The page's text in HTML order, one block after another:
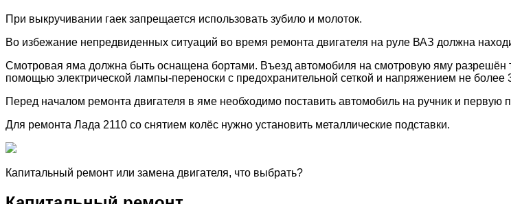
При выкручивании гаек запрещается использовать зубило и молоток.
Во избежание непредвиденных ситуаций во время ремонта двигателя на руле ВАЗ должна
Смотровая яма должна быть оснащена бортами. Въезд автомобиля на смотровую яму разрешён
помощью электрической лампы-переноски с предохранительной сеткой и напряжением не более
Перед началом ремонта двигателя в яме необходимо поставить автомобиль на ручник и первую
Для ремонта Лада 2110 со снятием колёс нужно установить металлические подставки.
Капитальный ремонт или замена двигателя, что выбрать?